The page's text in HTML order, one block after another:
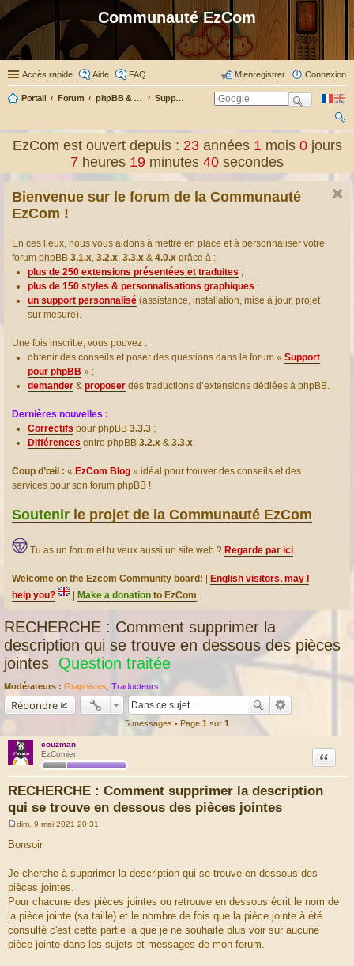
Communauté EzCom
Accès rapide Aide FAQ Connexion
M’enregistrer
Portail Forum phpBB & Co Support pour phpBB
ch
er
EzCom est ouvert depuis : 23 années1 mois0 jours
7 heures 19 minutes 40 secondes
Bienvenue sur le forum de la Communauté
EzCom !
En ces lieux, nous vous aidons à mettre en place et à personnaliser votre
forum phpBB 3.1.x, 3.2.x, 3.3.x & 4.0.x grâce à :
plus de 250 extensions présentées et traduites ;
plus de 150 styles & personnalisations graphiques ;
un support personnalisé (assistance, installation, mise à jour, projet
sur mesure).
Une fois inscrit.e, vous pouvez :
obtenir des conseils et poser des questions dans le forum « Support
pour phpBB » ;
demander & proposer des traductions d’extensions dédiées à phpBB.
Dernières nouvelles :
Correctifs pour phpBB 3.3.3 ;
Différences entre phpBB 3.2.x & 3.3.x.
Coup d’œil : « EzCom Blog » idéal pour trouver des conseils et des
services pour son forum phpBB !
Soutenir le projet de la Communauté EzCom.
Tu as un forum et tu veux aussi un site web ? Regarde par ici.
Welcome on the Ezcom Community board!
English visitors, may I
help you?
Make a donation to EzCom.
RECHERCHE : Comment supprimer la
description qui se trouve en dessous des pièces
jointes Question traitée
Modérateurs : Graphistes Traducteurs
Répondre
5 messages • Page 1 sur 1
couzman
EzComien
RECHERCHE : Comment supprimer la description
qui se trouve en dessous des pièces jointes
Citation
s
g
e
dim. 9 mai 2021 20:31
Bonsoir
Je cherche à supprimer la description qui se trouve en dessous des
pièces jointes.
Pour chacune des pièces jointes ou retrouve en dessous écrit le nom de
la pièce jointe (sa taille) et le nombre de fois que la pièce jointe à été
consulté c'est cette partie là que je ne souhaite plus voir sur aucune
pièce jointe dans les sujets et messages de mon forum.